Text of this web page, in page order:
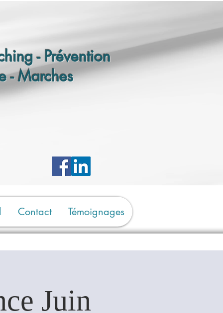
- Prévention
- Marches
Contact Témoignages
Juin